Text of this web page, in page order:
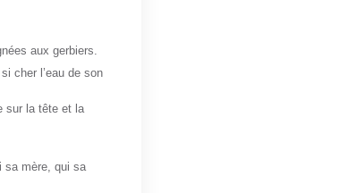
aux gerbiers.
cher l’eau de son
sur la tête et la
sa mère, qui sa